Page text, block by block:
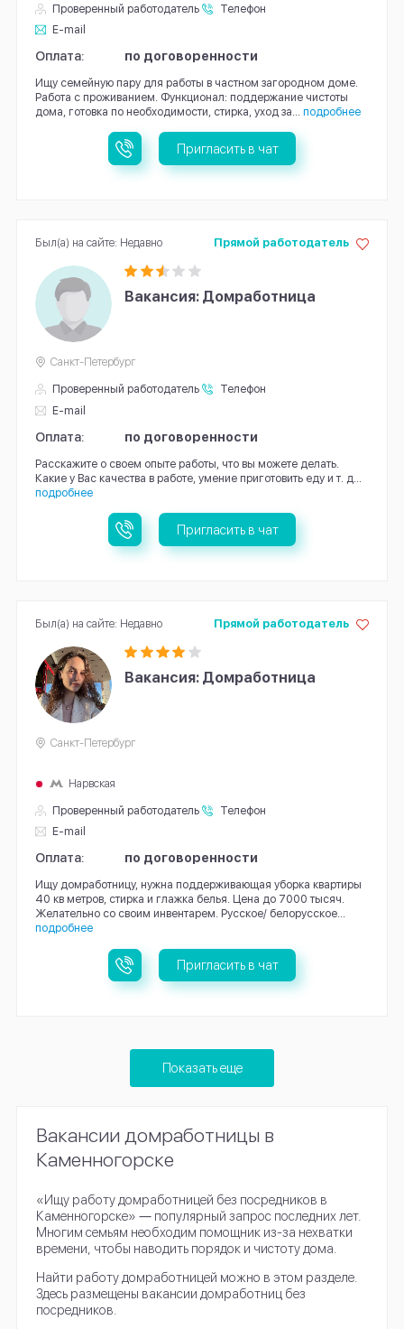
Проверенный работодатель
Телефон
E-mail
Оплата: по договоренности
Ищу семейную пару для работы в частном загородном доме.
Работа с проживанием. Функционал: поддержание чистоты
дома, готовка по необходимости, стирка, уход за... подробнее
Пригласить в чат
Вакансия: Домработница
Проверенный работодатель
Телефон
E-mail
Прямой работодатель
Санкт-Петербург
Оплата: по договоренности
Расскажите о своем опыте работы, что вы можете делать.
Какие у Вас качества в работе, умение приготовить еду и т. д…
подробнее
Был(а) на сайте: Недавно
Пригласить в чат
Вакансия: Домработница
Проверенный работодатель
Телефон
E-mail
Прямой работодатель
Санкт-Петербург
Нарвская
Оплата: по договоренности
Ищу домработницу, нужна поддерживающая уборка квартиры
40 кв метров, стирка и глажка белья. Цена до 7000 тысяч.
Желательно со своим инвентарем. Русское/ белорусское...
подробнее
Был(а) на сайте: Недавно
Пригласить в чат
Показать еще
Вакансии домработницы в
Каменногорске
«Ищу работу домработницей без посредников в
Каменногорске» ― популярный запрос последних лет.
Многим семьям необходим помощник из-за нехватки
времени, чтобы наводить порядок и чистоту дома.
Найти работу домработницей можно в этом разделе.
Здесь размещены вакансии домработниц без
посредников.